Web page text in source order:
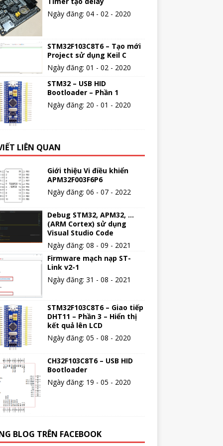
Ngày đăng: 04 - 02 - 2020
STM32F103C8T6 – Tạo mới
Project sử dụng Keil C
Ngày đăng: 01 - 02 - 2020
STM32 – USB HID
Bootloader – Phần 1
Ngày đăng: 20 - 01 - 2020
LIÊN QUAN
Giới thiệu Vi điều khiển
APM32F003F6P6
Ngày đăng: 06 - 07 - 2022
Debug STM32, APM32, …
(ARM Cortex) sử dụng
Visual Studio Code
Ngày đăng: 08 - 09 - 2021
Firmware mạch nạp ST-
Link v2-1
Ngày đăng: 31 - 08 - 2021
STM32F103C8T6 – Giao tiếp
DHT11 – Phần 3 – Hiển thị
kết quả lên LCD
Ngày đăng: 05 - 08 - 2020
CH32F103C8T6 – USB HID
Bootloader
Ngày đăng: 19 - 05 - 2020
BLOG TRÊN FACEBOOK